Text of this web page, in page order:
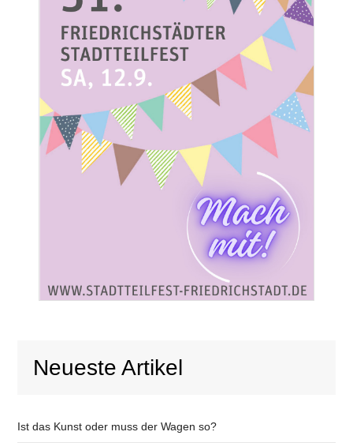
Neueste Artikel
Ist das Kunst oder muss der Wagen so?